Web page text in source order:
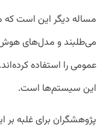
مساله دیگر این است که
می‌طلبند و مدل‌های
عمومی را استفاده
این سیستم‌ها است.
پژوهشگران برای غلبه بر